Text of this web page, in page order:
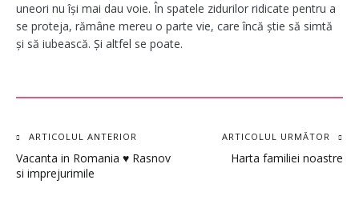
uneori nu își mai dau voie. În spatele zidurilor ridicate pentru a
se proteja, rămâne mereu o parte vie, care încă știe să simtă
și să iubească. Și altfel se poate.
Navigare
în
ARTICOLUL ANTERIOR
Vacanta in Romania ♥ Rasnov
si imprejurimile
ARTICOLUL URMĂTOR
Harta familiei noastre